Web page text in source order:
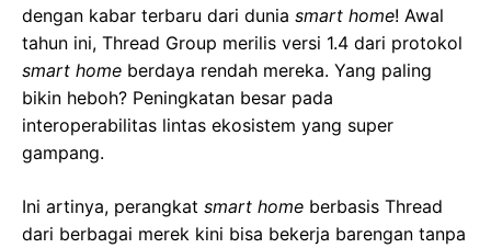
dengan kabar terbaru dari dunia smart home! Awal
tahun ini, Thread Group merilis versi 1.4 dari protokol
smart home berdaya rendah mereka. Yang paling
bikin heboh? Peningkatan besar pada
interoperabilitas lintas ekosistem yang super
gampang.
Ini artinya, perangkat smart home berbasis Thread
dari berbagai merek kini bisa bekerja barengan tanpa